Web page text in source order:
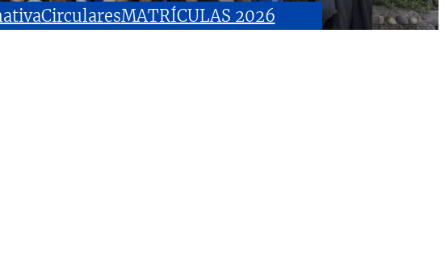
CircularesMATRÍCULAS 2026